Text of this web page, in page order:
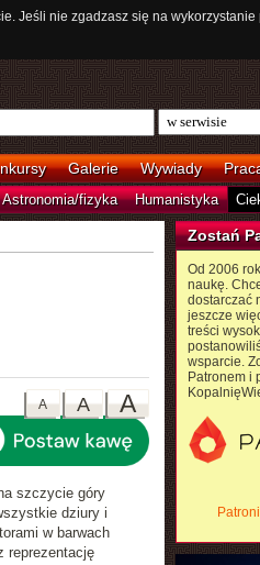
Jeśli nie zgadzasz się na
Galerie Wywiady
Astronomia/fizyka Humanistyka
A
A
A
szczycie góry
dziury i
w barwach
reprezentację
Zostań
Od 2006
naukę.
dostarczać
jeszcze
treści
wsparcie.
Patronem i